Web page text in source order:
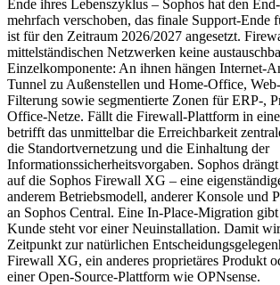
Ende ihres Lebenszyklus – Sophos hat den
mehrfach verschoben, das finale Support-Ende
ist für den Zeitraum 2026/2027 angesetzt.
mittelständischen Netzwerken keine
Einzelkomponente: An ihnen hängen Internet-
Tunnel zu Außenstellen und Home-Office,
Filterung sowie segmentierte Zonen für ERP-,
Office-Netze. Fällt die Firewall-Plattform in
betrifft das unmittelbar die Erreichbarkeit
die Standortvernetzung und die Einhaltung der
Informationssicherheitsvorgaben. Sophos
auf die Sophos Firewall XG – eine
anderem Betriebsmodell, anderer Konsole und
an Sophos Central. Eine In-Place-Migration
Kunde steht vor einer Neuinstallation. Damit
Zeitpunkt zur natürlichen
Firewall XG, ein anderes proprietäres Produkt
einer Open-Source-Plattform wie OPNsense.